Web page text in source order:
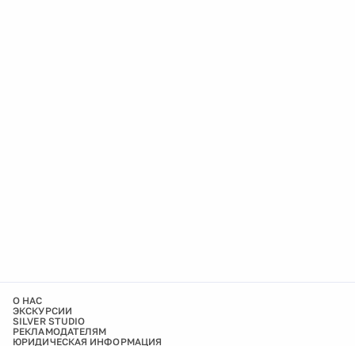
О НАС
ЭКСКУРСИИ
SILVER STUDIO
РЕКЛАМОДАТЕЛЯМ
ЮРИДИЧЕСКАЯ ИНФОРМАЦИЯ